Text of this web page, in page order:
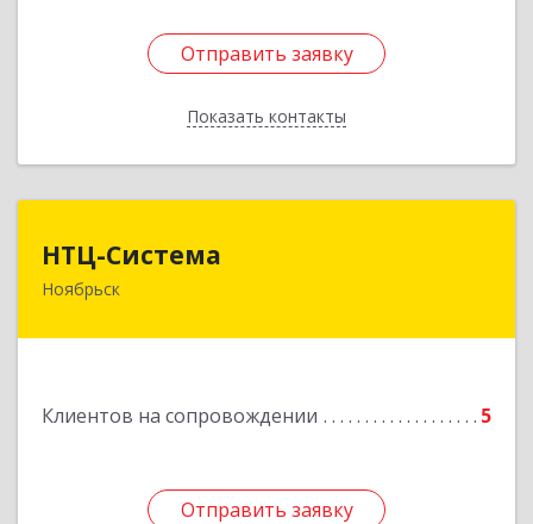
Отправить заявку
Показать контакты
Отправить заявку
Назад
НТЦ-Система
Ноябрьск
Клиентов на сопровождении 5
Отправить заявку
629804, Ямало-Ненецкий АО, Ноябрьск г, 60 лет
Отправить заявку